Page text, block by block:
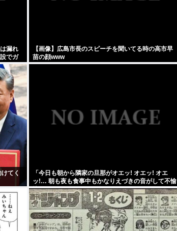
漏れ
でガ
【画像】広島市長のスピーチを聞いてる時の高市早
苗の顔www
てく
「今日も朝から隣家の旦那がオエッ! オエッ! オエ
ッ!… 朝も夜も食事中もかなりえづきの音がして不愉
快な1日が始まります…」